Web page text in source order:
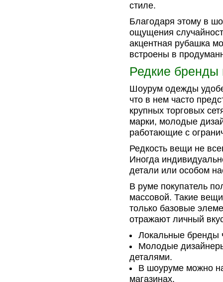
стиле.
Благодаря этому в
ощущения
акцентная рубашка
встроены в
Редкие
Шоурум одежды
что в нем часто
крупных торговых
марки, молодые
работающие с
Редкость вещи не
Иногда
детали или особом
В руме покупатель
массовой. Такие
только базовые
отражают личный
Локальные бренды
Молодые
деталями.
В шоуруме можно
магазинах.